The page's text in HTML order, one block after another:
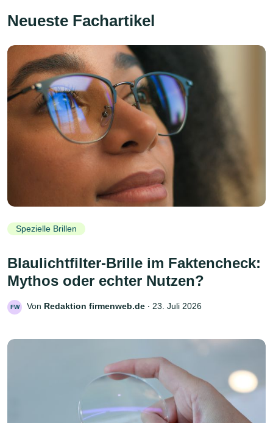
Neueste Fachartikel
Spezielle Brillen
Blaulichtfilter-Brille im Faktencheck:
Mythos oder echter Nutzen?
FW Von Redaktion firmenweb.de ‧ 23. Juli 2026